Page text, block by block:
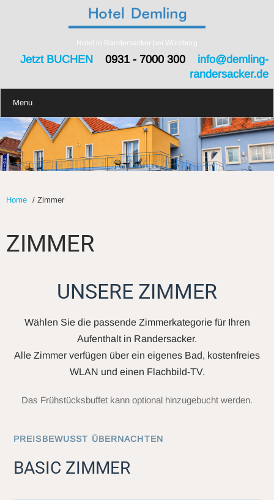
Hotel in Randersacker bei Würzburg
Jetzt BUCHEN0931 - 7000 300 info@demling-
randersacker.de
Menu
Home / Zimmer
ZIMMER
UNSERE ZIMMER
Wählen Sie die passende Zimmerkategorie für Ihren
Aufenthalt in Randersacker.
Alle Zimmer verfügen über ein eigenes Bad, kostenfreies
WLAN und einen Flachbild-TV.
Das Frühstücksbuffet kann optional hinzugebucht werden.
PREISBEWUSST ÜBERNACHTEN
BASIC ZIMMER